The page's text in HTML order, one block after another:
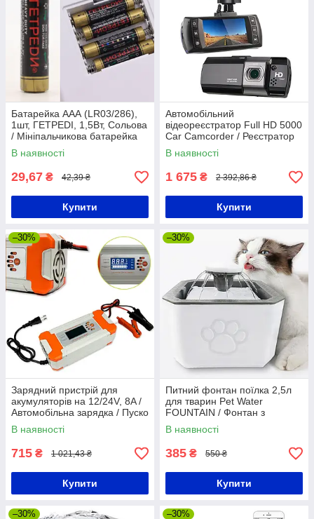
Батарейка AAА (LR03/286),
1шт, ГЕТРЕDІ, 1,5Вт, Сольова
/ Мініпальчикова батарейка
В наявності
29,67 ₴ 42,39 ₴
Купити
Автомобільний
відеореєстратор Full HD 5000
Car Camcorder / Реєстратор
для машини
В наявності
1 675 ₴ 2 392,86 ₴
Купити
–30%
Зарядний пристрій для
акумуляторів на 12/24V, 8A /
Автомобільна зарядка / Пуско
зарядний пристрій
В наявності
715 ₴ 1 021,43 ₴
Купити
–30%
Питний фонтан поїлка 2,5л
для тварин Pet Water
FOUNTAIN / Фонтан з
фільтром для води
В наявності
385 ₴ 550 ₴
Купити
–30% –30%